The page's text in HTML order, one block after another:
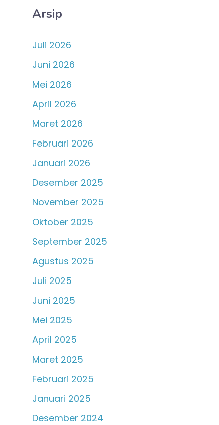
Arsip
Juli 2026
Juni 2026
Mei 2026
April 2026
Maret 2026
Februari 2026
Januari 2026
Desember 2025
November 2025
Oktober 2025
September 2025
Agustus 2025
Juli 2025
Juni 2025
Mei 2025
April 2025
Maret 2025
Februari 2025
Januari 2025
Desember 2024